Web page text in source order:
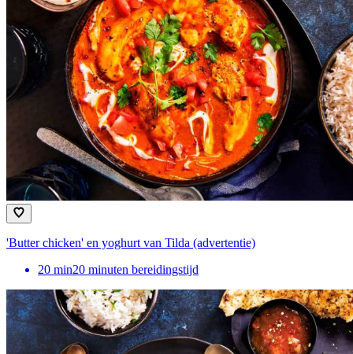
'Butter chicken' en yoghurt van Tilda (advertentie)
20 min20 minuten bereidingstijd